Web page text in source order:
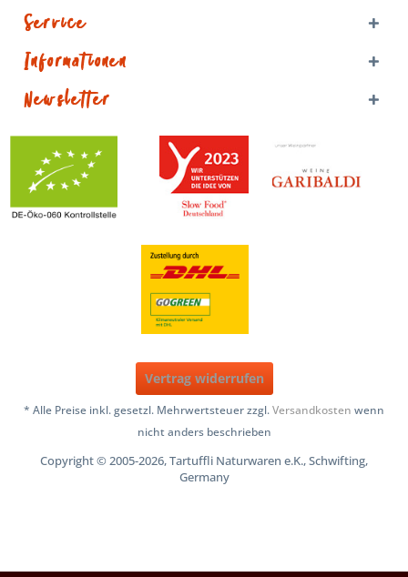
Service
Informationen
Newsletter
Vertrag widerrufen
* Alle Preise inkl. gesetzl. Mehrwertsteuer zzgl.Versandkosten wenn
nicht anders beschrieben
Copyright © 2005-2026, Tartuffli Naturwaren e.K., Schwifting,
Germany